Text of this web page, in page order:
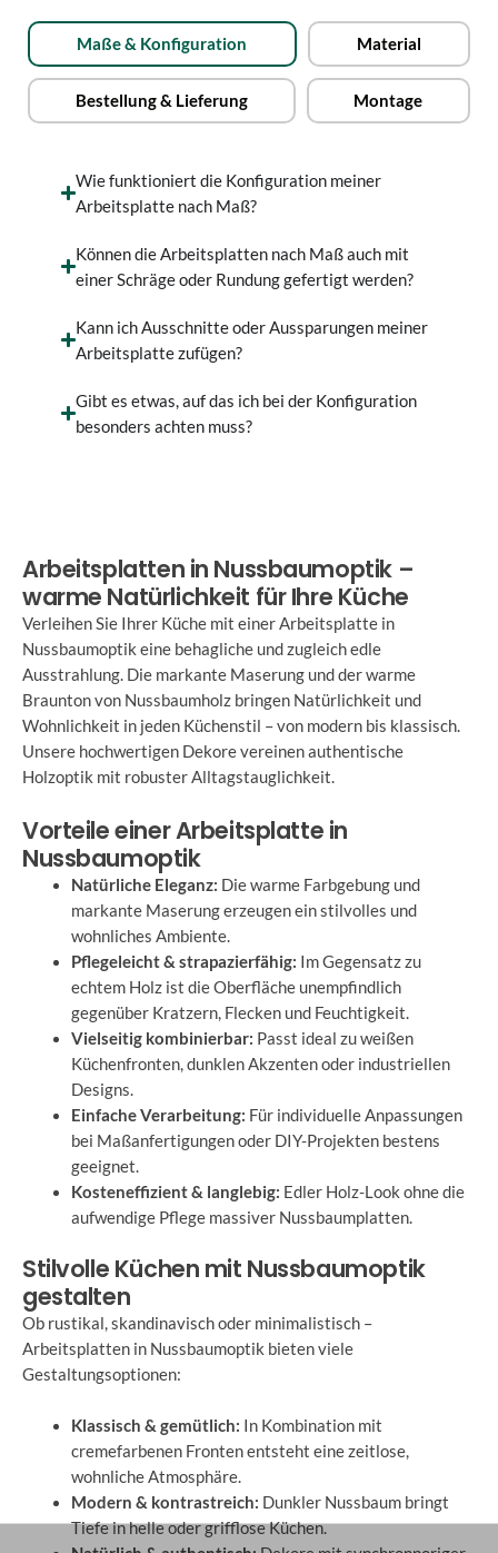
Maße & Konfiguration Material
Bestellung & Lieferung Montage
Wie funktioniert die Konfiguration meiner
Arbeitsplatte nach Maß?
Können die Arbeitsplatten nach Maß auch mit
einer Schräge oder Rundung gefertigt werden?
Kann ich Ausschnitte oder Aussparungen meiner
Arbeitsplatte zufügen?
Gibt es etwas, auf das ich bei der Konfiguration
besonders achten muss?
Arbeitsplatten in Nussbaumoptik –
warme Natürlichkeit für Ihre Küche
Verleihen Sie Ihrer Küche mit einer Arbeitsplatte in
Nussbaumoptik eine behagliche und zugleich edle
Ausstrahlung. Die markante Maserung und der warme
Braunton von Nussbaumholz bringen Natürlichkeit und
Wohnlichkeit in jeden Küchenstil – von modern bis klassisch.
Unsere hochwertigen Dekore vereinen authentische
Holzoptik mit robuster Alltagstauglichkeit.
Vorteile einer Arbeitsplatte in
Nussbaumoptik
Natürliche Eleganz: Die warme Farbgebung und
markante Maserung erzeugen ein stilvolles und
wohnliches Ambiente.
Pflegeleicht & strapazierfähig: Im Gegensatz zu
echtem Holz ist die Oberfläche unempfindlich
gegenüber Kratzern, Flecken und Feuchtigkeit.
Vielseitig kombinierbar: Passt ideal zu weißen
Küchenfronten, dunklen Akzenten oder industriellen
Designs.
Einfache Verarbeitung: Für individuelle Anpassungen
bei Maßanfertigungen oder DIY-Projekten bestens
geeignet.
Kosteneffizient & langlebig: Edler Holz-Look ohne die
aufwendige Pflege massiver Nussbaumplatten.
Stilvolle Küchen mit Nussbaumoptik
gestalten
Ob rustikal, skandinavisch oder minimalistisch –
Arbeitsplatten in Nussbaumoptik bieten viele
Gestaltungsoptionen:
Klassisch & gemütlich: In Kombination mit
cremefarbenen Fronten entsteht eine zeitlose,
wohnliche Atmosphäre.
Modern & kontrastreich: Dunkler Nussbaum bringt
Tiefe in helle oder grifflose Küchen.